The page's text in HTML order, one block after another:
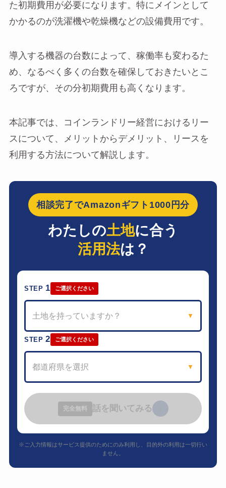
た初期費用が必要になります。特にメインとして
かかるのが洗濯機や乾燥機などの設備費用です。
導入する機器の台数によって、稼働率も変わるた
め、なるべく多くの台数を確保しておきたいとこ
ろですが、その分初期費用も高くなります。
本記事では、コインランドリー経営におけるリー
スについて、メリットからデメリット、リースを
利用する方法について解説します。
相談完了でAmazonギフト1000円分
わたしの土地に合う
活用法は？
STEP 1 ご選択ください
土地を持っていますか？ ▼
STEP2 ご選択ください
都道府県を選択 ▼
完全無料 話を聞いてみる
※ご入力情報はサービス提供のためにのみ利用し、目的外の利用は一切行い
ません。